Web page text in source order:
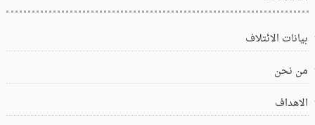
بيانات الائتلاف
من نحن
الاهداف